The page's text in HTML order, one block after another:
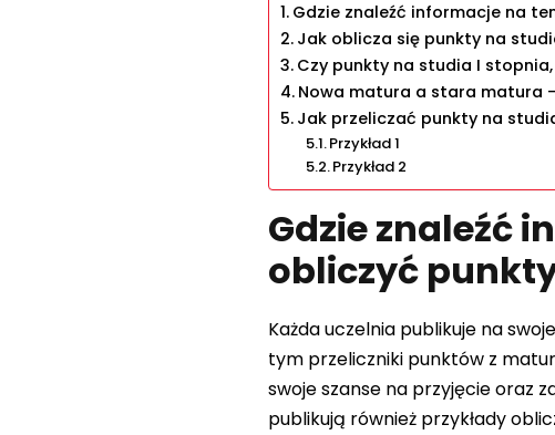
Gdzie znaleźć informacje na
Jak oblicza się punkty na
Czy punkty na studia I
Nowa matura a stara matura
Jak przeliczać punkty na
Przykład 1
Przykład 2
Gdzie znaleźć
obliczyć
Każda uczelnia publikuje na
tym przeliczniki punktów z
swoje szanse na przyjęcie oraz
publikują również przykłady